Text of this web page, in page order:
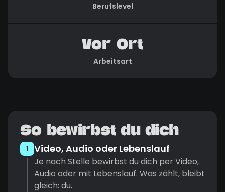
Berufslevel
Vor Ort
Arbeitsart
So bewirbst du dich
1 Video, Audio oder Lebenslauf
Je nach Stelle bewirbst du dich per Video,
Audio oder mit Lebenslauf. Was zählt, bleibt
gleich: du.